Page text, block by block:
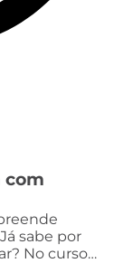
com
sabe por
No curso…